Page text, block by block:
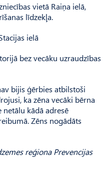
vietā Raiņa ielā,
līdzekļa.
ielā
bez vecāku uzraudzības
bijis ģērbies atbilstoši
ka zēna vecāki bērna
kādā adresē
Zēns nogādāts
reģiona Prevencijas